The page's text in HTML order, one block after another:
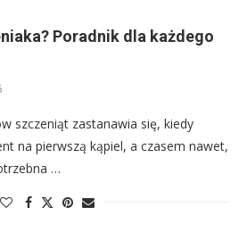
Poradnik dla każdego
szczeniąt zastanawia się, kiedy
na pierwszą kąpiel, a czasem nawet,
…